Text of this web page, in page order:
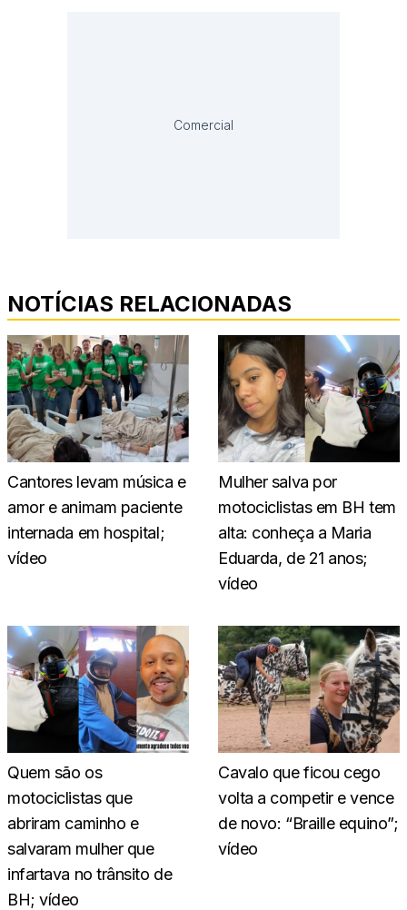
Comercial
NOTÍCIAS RELACIONADAS
Cantores levam música e
amor e animam paciente
internada em hospital;
vídeo
Mulher salva por
motociclistas em BH tem
alta: conheça a Maria
Eduarda, de 21 anos;
vídeo
Quem são os
motociclistas que
abriram caminho e
salvaram mulher que
infartava no trânsito de
BH; vídeo
Cavalo que ficou cego
volta a competir e vence
de novo: “Braille equino”;
vídeo